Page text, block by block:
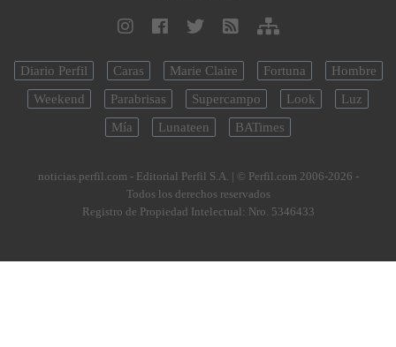
Diario Perfil Caras Marie Claire Fortuna
Hombre
Weekend
Parabrisas Supercampo Look
Luz
Mía
Lunateen BATimes
noticias.perfil.com - Editorial Perfil S.A. | © Perfil.com 2006-2026 -
Todos los derechos reservados
Registro de Propiedad Intelectual: Nro. 5346433